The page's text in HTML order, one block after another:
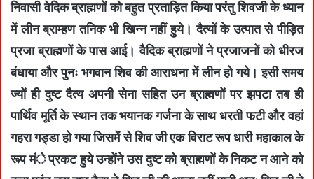
निवासी वेदिक ब्राह्मणों को बहुत प्रताड़ित किया परंतु शिवजी के ध्यान
में लीन ब्राम्हण तनिक भी खिन्न नहीं हुये। दैत्यों के उत्पात से पीड़ित
प्रजा ब्राह्मणों के पास आई। वैदिक ब्राह्मणों ने प्रजाजनों को धीरज
बंधाया और पुनः भगवान शिव की आराधना में लीन हो गये। इसी समय
ज्यों ही दुष्ट दैत्य अपनी सेना सहित उन ब्राह्मणों पर झपटा तब ही
पार्थिव मूर्ति के स्थान तक भयानक गर्जना के साथ धरती फटी और वहां
गहरा गड्डा हो गया जिसमें से शिव जी एक विराट रूप धारी महाकाल के
रूप मंे प्रकट हुये उन्होंने उस दुष्ट को ब्राह्मणों के निकट न आने को